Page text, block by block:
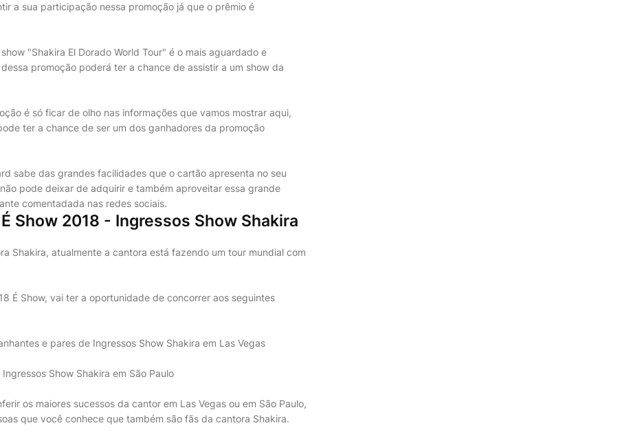
a sua participação nessa promoção já que o prêmio é
"Shakira El Dorado World Tour" é o mais aguardado e
promoção poderá ter a chance de assistir a um show da
é só ficar de olho nas informações que vamos mostrar aqui,
ter a chance de ser um dos ganhadores da promoção
sabe das grandes facilidades que o cartão apresenta no seu
pode deixar de adquirir e também aproveitar essa grande
comentadada nas redes sociais.
Show 2018 - Ingressos Show Shakira
Shakira, atualmente a cantora está fazendo um tour mundial com
É Show, vai ter a oportunidade de concorrer aos seguintes
e pares de Ingressos Show Shakira em Las Vegas
Show Shakira em São Paulo
os maiores sucessos da cantor em Las Vegas ou em São Paulo,
que você conhece que também são fãs da cantora Shakira.